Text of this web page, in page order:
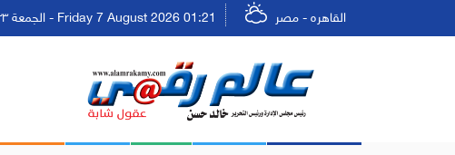
القاهره - مصر Friday 7 August 2026 01:21 - الجمعة ٢٣ صفر ١٤٤٨